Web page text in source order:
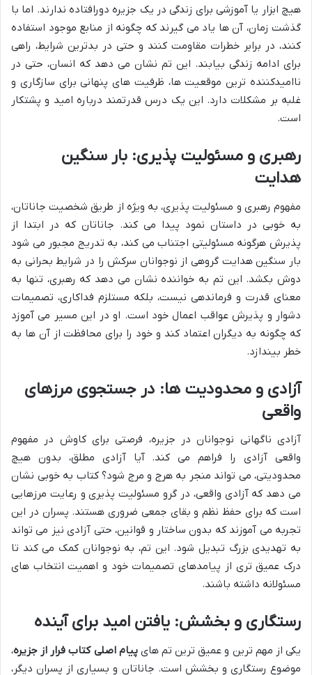
هیچ ابزار یا آموزشی برای زندگی در یک جزیره دورافتاده ندارند. اما با
گذشت زمان، آن ها یاد می گیرند که چگونه از منابع موجود استفاده
کنند، در برابر خطرات مقاومت کنند و حتی در بدترین شرایط، راهی
برای ادامه زندگی بیابند. این تم نشان می دهد که انسان، حتی در
ناامیدکننده ترین موقعیت ها، ظرفیت های پنهانی برای سازگاری و
غلبه بر مشکلات دارد. این یک درس قدرتمند درباره امید و پشتکار
است.
رهبری و مسئولیت پذیری: بار سنگین
هدایت
مفهوم رهبری و مسئولیت پذیری، به ویژه از طریق شخصیت جاناتان،
به خوبی در داستان نمود پیدا می کند. جاناتان که در ابتدا از
پذیرش هرگونه مسئولیتی اجتناب می کند، به تدریج مجبور می شود
بار سنگین هدایت گروهی از نوجوانان سرکش را در شرایط بحرانی به
دوش بکشد. این تم به خواننده نشان می دهد که رهبری، تنها به
معنای قدرت و فرماندهی نیست، بلکه مستلزم فداکاری، تصمیمات
دشوار و پذیرش عواقب اعمال خود است. او در این مسیر می آموزد
که چگونه به دیگران اعتماد کند و خود را برای محافظت از آن ها به
خطر بیندازد.
آزادی و محدودیت ها: در جستجوی مرزهای
واقعی
آزادی ناگهانی نوجوانان در جزیره، فرصتی برای کاوش در مفهوم
واقعی آزادی را فراهم می کند. آیا آزادی مطلق، بدون هیچ
محدودیتی، می تواند منجر به هرج و مرج شود؟ کتاب به خوبی نشان
می دهد که آزادی واقعی، در گرو مسئولیت پذیری و رعایت مرزهایی
است که برای حفظ نظم و بقای جمعی ضروری هستند. پسران در این
تجربه می آموزند که بدون ساختار و قوانین، حتی آزادی نیز می تواند
به تهدیدی بزرگ تبدیل شود. این تم، به نوجوانان کمک می کند تا
درک عمیق تری از پیامدهای تصمیمات خود و اهمیت انتخاب های
مسئولانه داشته باشند.
رستگاری و بخشش: یافتن امید برای آینده
یکی از مهم ترین و عمیق ترین تم هایپیام اصلی کتاب فرار از جزیره،
موضوع رستگاری و بخشش است. جاناتان و بسیاری از پسران دیگر،